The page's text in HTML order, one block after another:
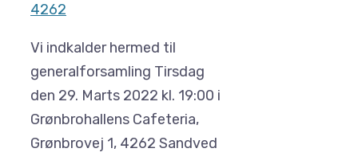
4262
Vi indkalder hermed til
generalforsamling Tirsdag
den 29. Marts 2022 kl. 19:00 i
Grønbrohallens Cafeteria,
Grønbrovej 1, 4262 Sandved